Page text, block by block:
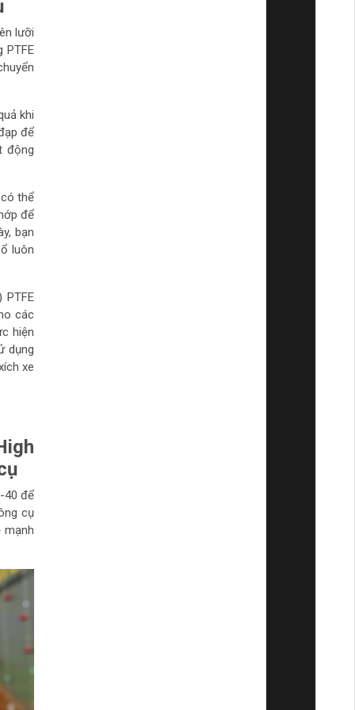
lưỡi
PTFE
khi
để
động
thể
để
bạn
luôn
PTFE
các
hiện
dụng
xe
40 để
cụ
mạnh